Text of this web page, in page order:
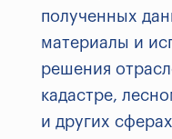
полученных
материалы и
решения
кадастре,
и других